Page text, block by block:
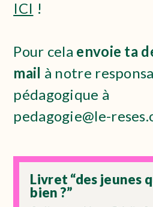
ICI !
Pour cela envoie ta
mail à notre
pédagogique à
pedagogie@le-
Livret “des jeunes
bien ?”